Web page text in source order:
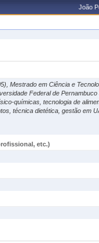
João
Mestrado em Ciência e
Federal de
químicas, tecnologia de
técnica dietética, gestão em
etc.)